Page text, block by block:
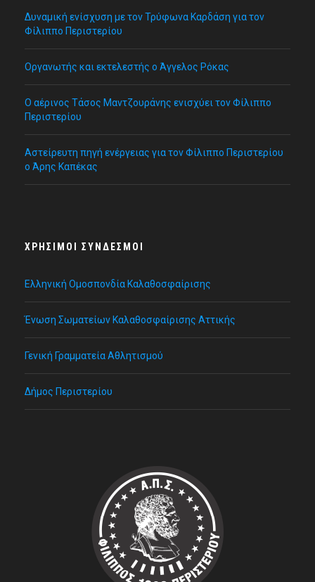
Δυναμική ενίσχυση με τον Τρύφωνα Καρδάση για τον
Φίλιππο Περιστερίου
Οργανωτής και εκτελεστής ο Άγγελος Ρόκας
Ο αέρινος Τάσος Μαντζουράνης ενισχύει τον Φίλιππο
Περιστερίου
Αστείρευτη πηγή ενέργειας για τον Φίλιππο Περιστερίου
ο Άρης Καπέκας
ΧΡΉΣΙΜΟΙ ΣΎΝΔΕΣΜΟΙ
Ελληνική Ομοσπονδία Καλαθοσφαίρισης
Ένωση Σωματείων Καλαθοσφαίρισης Αττικής
Γενική Γραμματεία Αθλητισμού
Δήμος Περιστερίου